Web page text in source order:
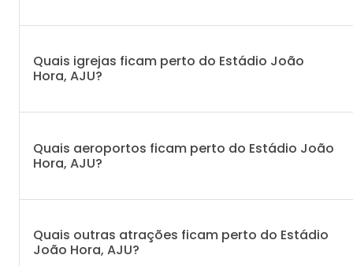
Quais igrejas ficam perto do Estádio João
Hora, AJU?
Quais aeroportos ficam perto do Estádio João
Hora, AJU?
Quais outras atrações ficam perto do Estádio
João Hora, AJU?